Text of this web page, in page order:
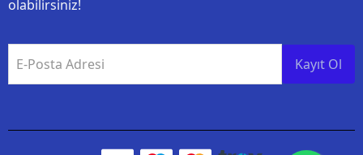
olabilirsiniz!
E-Posta Adresi Kayıt Ol